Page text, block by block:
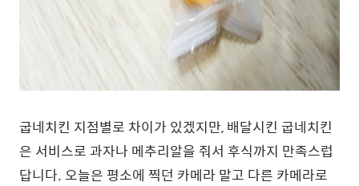
굽네치킨 지점별로 차이가 있겠지만, 배달시킨 굽네치킨
은 서비스로 과자나 메추리알을 줘서 후식까지 만족스럽
답니다. 오늘은 평소에 찍던 카메라 말고 다른 카메라로